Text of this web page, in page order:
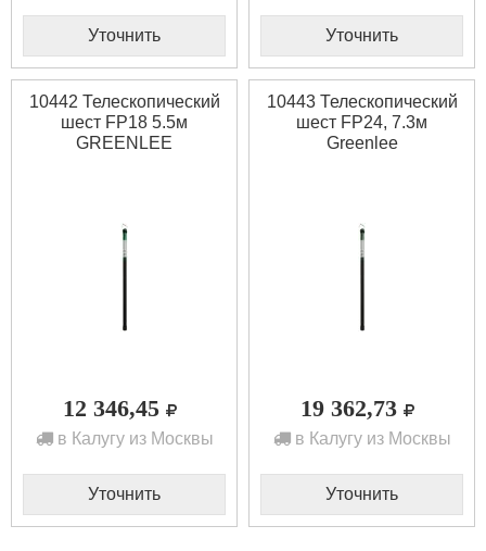
Уточнить Уточнить
10442 Телескопический
шест FP18 5.5м
GREENLEE
12 346,45
в Калугу из Москвы
Уточнить
10443 Телескопический
шест FP24, 7.3м
Greenlee
19 362,73
в Калугу из Москвы
Уточнить